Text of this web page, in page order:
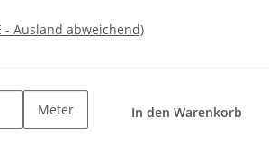
- Ausland abweichend)
Meter In den Warenkorb